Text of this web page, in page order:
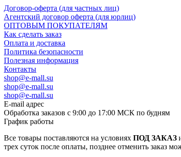
Договор-оферта (для частных лиц)
Агентский договор оферта (для юрлиц)
ОПТОВЫМ ПОКУПАТЕЛЯМ
Как сделать заказ
Оплата и доставка
Политика безопасности
Полезная информация
Контакты
shop@e-mall.su
shop@e-mall.su
shop@e-mall.su
E-mail адрес
Обработка заказов с 9:00 до 17:00 МСК по будням
График работы
Все товары поставляются на условиях ПОД ЗАКАЗ
трех суток после оплаты, позднее отменить заказ